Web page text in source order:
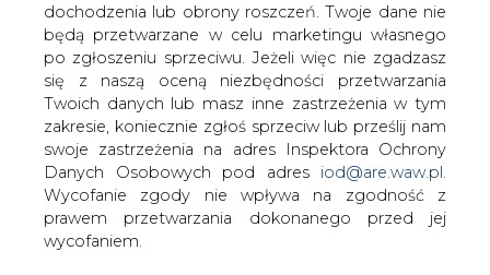
dochodzenia lub obrony roszczeń. Twoje dane nie
będą przetwarzane w celu marketingu własnego
po zgłoszeniu sprzeciwu. Jeżeli więc nie zgadzasz
się z naszą oceną niezbędności przetwarzania
Twoich danych lub masz inne zastrzeżenia w tym
zakresie, koniecznie zgłoś sprzeciw lub prześlij nam
swoje zastrzeżenia na adres Inspektora Ochrony
Danych Osobowych pod adres iod@are.waw.pl
Wycofanie zgody nie wpływa na zgodność z
prawem przetwarzania dokonanego przed jej
wycofaniem.
Gazeta powołuje się na nieoficjalne informacje ze źródeł
rządowych, według których brytyjska delegacja ma
sprzeciwić się zaklasyfikowaniu w projektowanej
dyrektywie w sprawie jakości paliw kanadyjskiej ropy, jako
wysoce szkodliwej dla środowiska. Związane z tym
koszty sprawiłyby, że surowiec z tych złóż przestałby być
opłacalny, jako wsad dla europejskich rafinerii. Przestałby
się opłacać także import paliw produkowanych z tej ropy.
Według Komisji Europejskiej ropa pozyskiwana z
kanadyjskich złóż zwanych powszechnie piaskami